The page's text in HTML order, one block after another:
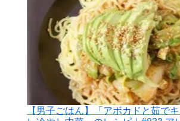
【男子ごはん】「アボカドと茹で